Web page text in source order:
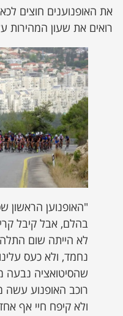
את האופנוענים חוצים
רואים את שעון המהירות על אזור
"האופנוען הראשון
בהלם, אבל קיבל
לא הייתה שום
נחמד, ולא כעס
שהסיטואציה
רוכב האופנוע
ולא קיפח חיי אף